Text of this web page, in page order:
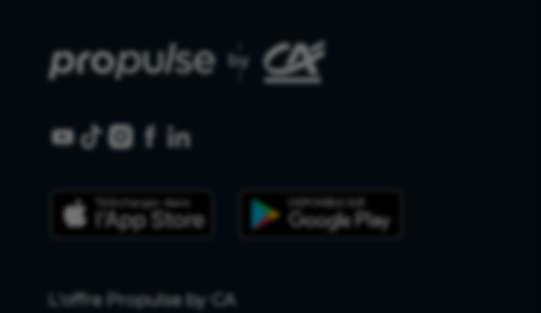
L'offre Propulse by CA